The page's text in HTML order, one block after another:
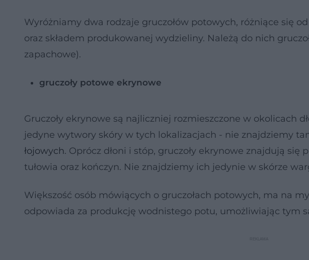
Wyróżniamy dwa rodzaje gruczołów potowych, różniące się
oraz składem produkowanej wydzieliny. Należą do nich
zapachowe).
gruczoły potowe ekrynowe
Gruczoły ekrynowe są najliczniej rozmieszczone w okolicach
jedyne wytwory skóry w tych lokalizacjach - nie znajdziemy
łojowych. Oprócz dłoni i stóp, gruczoły ekrynowe znajdują się
tułowia oraz kończyn. Nie znajdziemy ich jedynie w skórze
Większość osób mówiących o gruczołach potowych, ma na
odpowiada za produkcję wodnistego potu, umożliwiając tym